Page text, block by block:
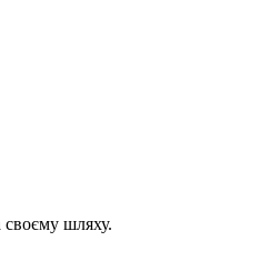
своєму шляху.